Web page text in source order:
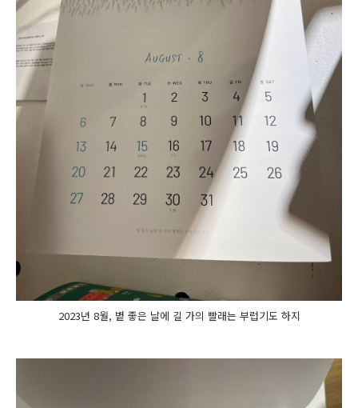
2023년 8월, 볕 좋은 날에 길 가의 빨래는 부럽기도 하지